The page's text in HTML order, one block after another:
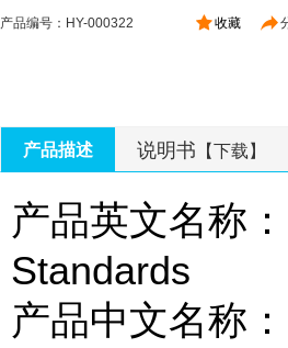
收藏
产品编号：HY-000322
产品描述 说明书 【下载】
产品英文名称
Standards
产品中文名称